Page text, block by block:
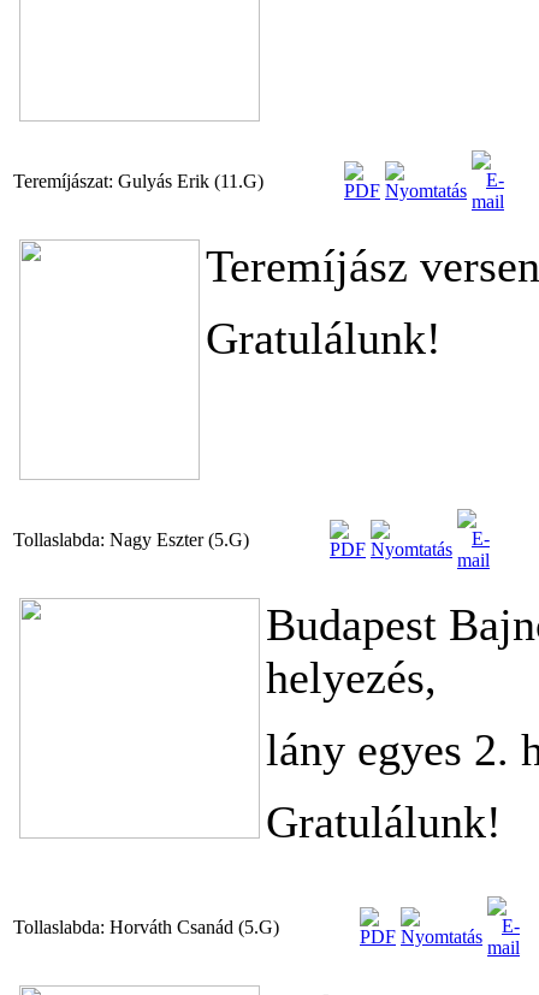
Teremíjászat: Gulyás Erik (11.G)
Teremíjász
Gratulálunk!
Tollaslabda: Nagy Eszter (5.G)
Budapest
helyezés,
lány egyes 2.
Gratulálunk!
Tollaslabda: Horváth Csanád (5.G)